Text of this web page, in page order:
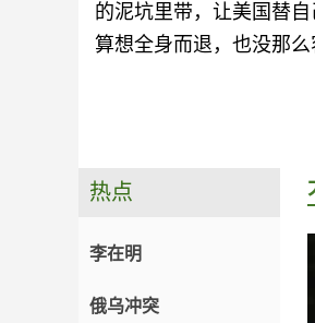
的泥坑里带，让美国替
算想全身而退，也没那
热点
李在明
俄乌冲突